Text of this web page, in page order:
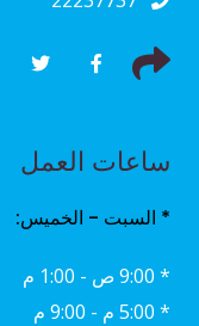
ساعات العمل
* السبت - الخميس:
* 9:00 ص - 1:00 م
* 5:00 م - 9:00 م